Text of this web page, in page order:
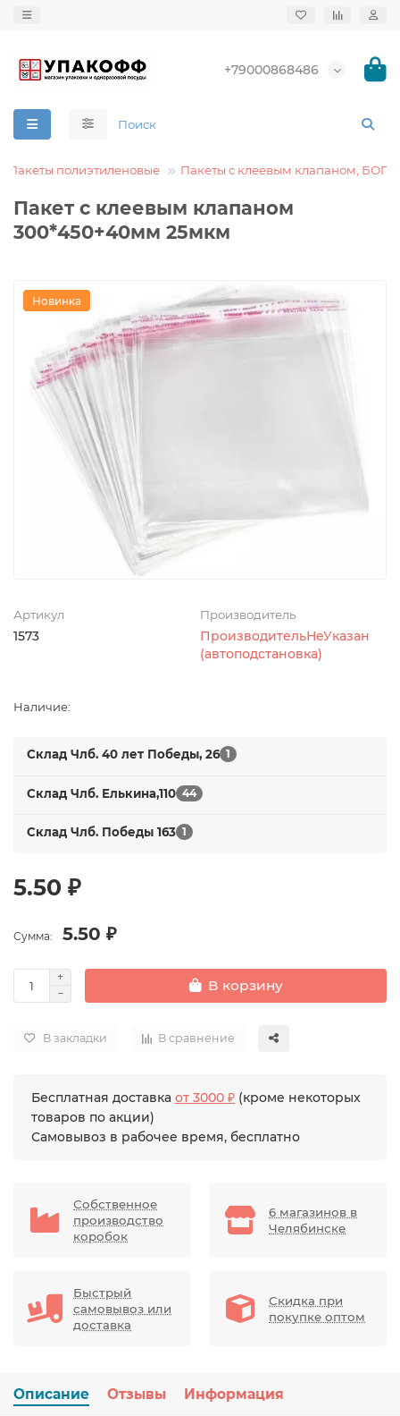
+79000868486
Пакеты полиэтиленовые Пакеты с клеевым клапаном, БОПП
Пакет с клеевым клапаном
300*450+40мм 25мкм
Новинка
Артикул
1573
Производитель
ПроизводительНеУказан
(автоподстановка)
Наличие:
Склад Члб. 40 лет Победы, 26 1
Склад Члб. Елькина,110 44
Склад Члб. Победы 163 1
5.50 ₽
Сумма: 5.50 ₽
В корзину
В закладки В сравнение
Бесплатная доставка от 3000 ₽ (кроме некоторых
товаров по акции)
Самовывоз в рабочее время, бесплатно
Собственное
производство
коробок
6 магазинов в
Челябинске
Быстрый
самовывоз или
доставка
Скидка при
покупке оптом
Описание Отзывы Информация